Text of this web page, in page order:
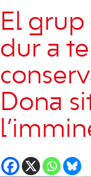
El grup
dur a
Dona